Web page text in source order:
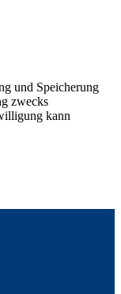
und Speicherung
zwecks
kann